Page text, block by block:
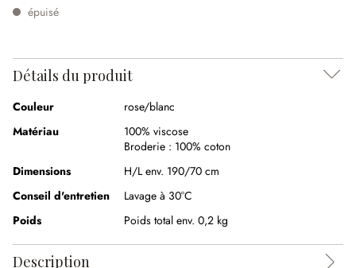
épuisé
Détails du produit
Couleur
rose/blanc
Matériau
100% viscose
Broderie : 100% coton
Dimensions
H/L env. 190/70 cm
Conseil d'entretien
Lavage à 30°C
Poids
Poids total env. 0,2 kg
Description